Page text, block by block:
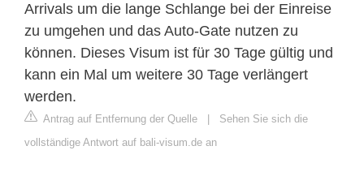
Arrivals um die lange Schlange bei der Einreise
zu umgehen und das Auto-Gate nutzen zu
können. Dieses Visum ist für 30 Tage gültig und
kann ein Mal um weitere 30 Tage verlängert
werden.
Antrag auf Entfernung der Quelle
Sehen Sie sich die
vollständige Antwort auf bali-visum.de an